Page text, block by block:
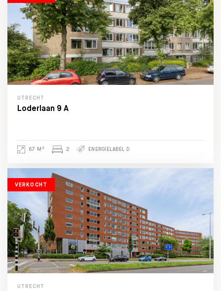
UTRECHT
Loderlaan 9 A
67 M 2 2 ENERGIELABEL D
VERKOCHT
UTRECHT